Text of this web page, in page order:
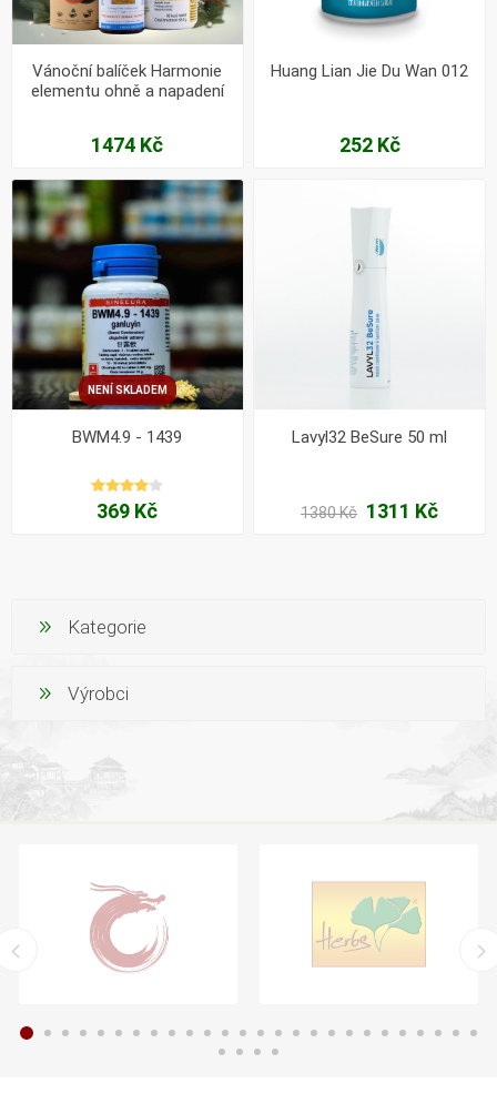
Vánoční balíček Harmonie
elementu ohně a napadení
1474 Kč
Huang Lian Jie Du Wan 012
252 Kč
NENÍ SKLADEM
BWM4.9 - 1439
369 Kč
Lavyl32 BeSure 50 ml
1380 Kč 1311 Kč
Kategorie
Výrobci